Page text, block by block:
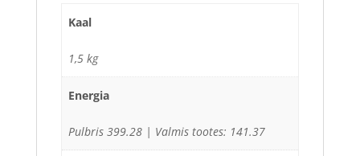
Kaal
1,5 kg
Energia
Pulbris 399.28 | Valmis tootes: 141.37